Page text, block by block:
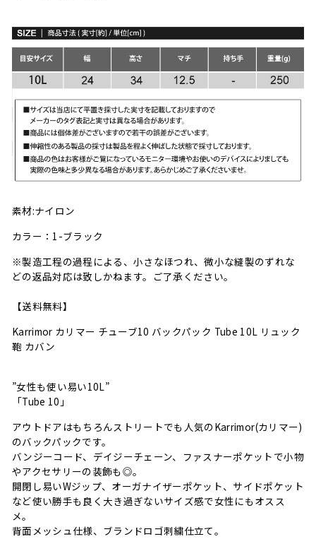
素材:ナイロン
カラー：1-ブラック
※製造工程の過程による、小さなほつれ、微小な縫製のずれな
どの返品対応は致しかねます。ご了承ください。
【送料無料】
Karrimor カリマー チューブ10 バックパック Tube 10L リュック
鞄 カバン
”女性も使い易い10L”
「Tube 10」
アウトドアはもちろんストリートでも人気のKarrimor(カリマー)
のバックパックです。
バンジーコード、デイジーチェーン、ファスナーポケットで小物
やアクセサリーの装飾も◎。
開閉し易いWジップ、オーガナイザーポケット、サイドポケット
など使い勝手も良く大き過ぎないサイズ感で女性にもオスス
メ。
背面メッシュ仕様、ブランドロゴ刺繍仕立て。